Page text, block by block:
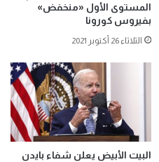
المستوى الأول «منخفض»
بفيروس كورونا
الثلاثاء 26 أكتوبر 2021
البيت الأبيض يعلن شفاء بايدن